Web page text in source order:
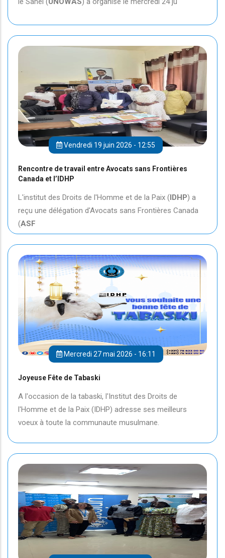
Vendredi 19 juin 2026 - 12:55
Rencontre de travail entre Avocats sans Frontières
Canada et l’IDHP
L'institut des Droits de l'Homme et de la Paix (IDHP) a
reçu une délégation d'Avocats sans Frontières Canada
(ASF
Mercredi 27 mai 2026 - 16:11
Joyeuse Fête de Tabaski
A l'occasion de la tabaski, l'Institut des Droits de
l'Homme et de la Paix (IDHP) adresse ses meilleurs
voeux à toute la communaute musulmane.